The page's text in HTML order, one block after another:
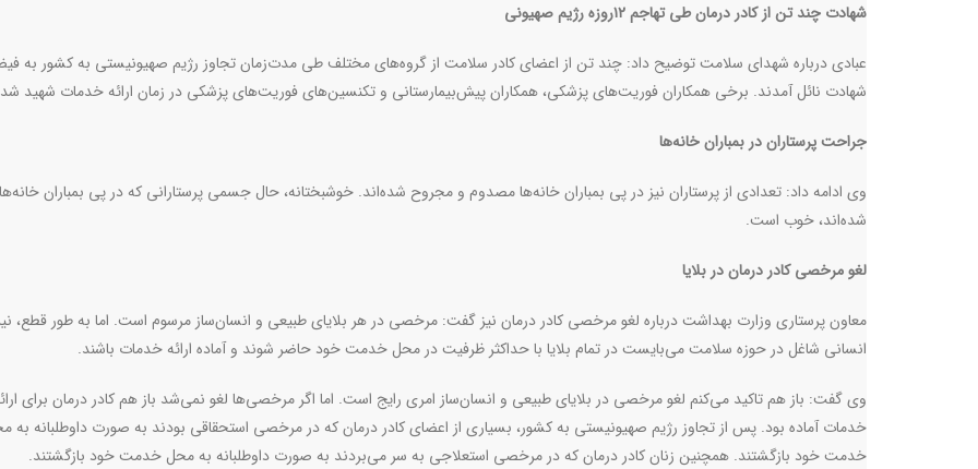
شهادت چند تن از کادر درمان طی تهاجم ۱۲روزه رژیم صهیونی
عبادی درباره شهدای سلامت توضیح داد: چند تن از اعضای کادر سلامت از گروه‌های مختلف طی مدت‌زمان تجاوز رژیم صهیونیستی به کشور به
شهادت نائل آمدند. برخی همکاران فوریت‌های پزشکی، همکاران پیش‌بیمارستانی و تکنسین‌های فوریت‌های پزشکی در زمان ارائه خدمات شهید
جراحت پرستاران در بمباران خانه‌ها
وی ادامه داد: تعدادی از پرستاران نیز در پی بمباران خانه‌ها مصدوم و مجروح شده‌اند. خوشبختانه، حال جسمی پرستارانی که در پی بمباران
شده‌اند، خوب است.
لغو مرخصی کادر درمان در بلایا
معاون پرستاری وزارت بهداشت درباره لغو مرخصی کادر درمان نیز گفت: مرخصی در هر بلایای طبیعی و انسان‌ساز مرسوم است. اما به طور قطع،
انسانی شاغل در حوزه سلامت می‌بایست در تمام بلایا با حداکثر ظرفیت در محل خدمت خود حاضر شوند و آماده ارائه خدمات باشند.
وی گفت: باز هم تاکید می‌کنم لغو مرخصی در بلایای طبیعی و انسان‌ساز امری رایج است. اما اگر مرخصی‌ها لغو نمی‌شد باز هم کادر درمان برای
خدمات آماده بود. پس از تجاوز رژیم صهیونیستی به کشور، بسیاری از اعضای کادر درمان که در مرخصی استحقاقی بودند به صورت داوطلبانه به
خدمت خود بازگشتند. همچنین زنان کادر درمان که در مرخصی استعلاجی به سر می‌بردند به صورت داوطلبانه به محل خدمت خود بازگشتند.